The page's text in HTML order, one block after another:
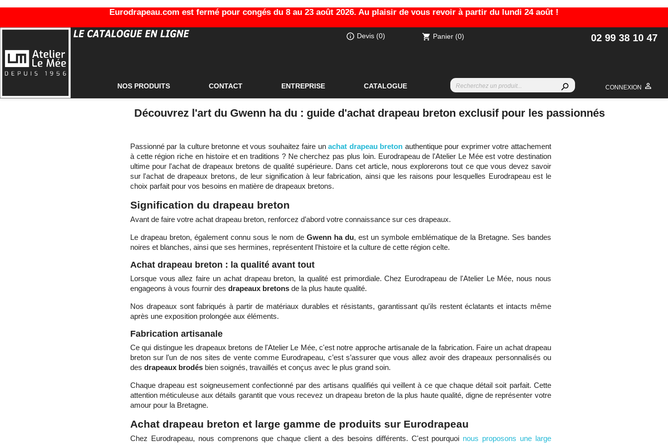
Eurodrapeau.com est fermé pour congés du 8 au 23 août 2026. Au plaisir de vous revoir à partir du lundi 24 août !
NOS PRODUITS CONTACT ENTREPRISE CATALOGUE
shopping_cart Panier (0)
CONNEXION 
02 99 38 10 47
info_outline Devis (0)
search
Découvrez l'art du Gwenn ha du : guide d'achat drapeau breton exclusif pour les passionnés
Passionné par la culture bretonne et vous souhaitez faire unachat drapeau breton authentique pour exprimer votre attachement
à cette région riche en histoire et en traditions ? Ne cherchez pas plus loin. Eurodrapeau de l'Atelier Le Mée est votre destination
ultime pour l'achat de drapeaux bretons de qualité supérieure. Dans cet article, nous explorerons tout ce que vous devez savoir
sur l'achat de drapeaux bretons, de leur signification à leur fabrication, ainsi que les raisons pour lesquelles Eurodrapeau est le
choix parfait pour vos besoins en matière de drapeaux bretons.
Signification du drapeau breton
Avant de faire votre achat drapeau breton, renforcez d’abord votre connaissance sur ces drapeaux.
Le drapeau breton, également connu sous le nom de Gwenn ha du, est un symbole emblématique de la Bretagne. Ses bandes
noires et blanches, ainsi que ses hermines, représentent l'histoire et la culture de cette région celte.
Achat drapeau breton : la qualité avant tout
Lorsque vous allez faire un achat drapeau breton, la qualité est primordiale. Chez Eurodrapeau de l'Atelier Le Mée, nous nous
engageons à vous fournir des drapeaux bretons de la plus haute qualité.
Nos drapeaux sont fabriqués à partir de matériaux durables et résistants, garantissant qu'ils restent éclatants et intacts même
après une exposition prolongée aux éléments.
Fabrication artisanale
Ce qui distingue les drapeaux bretons de l'Atelier Le Mée, c'est notre approche artisanale de la fabrication. Faire un achat drapeau
breton sur l’un de nos sites de vente comme Eurodrapeau, c’est s’assurer que vous allez avoir des drapeaux personnalisés ou
des drapeaux brodésbien soignés, travaillés et conçus avec le plus grand soin.
Chaque drapeau est soigneusement confectionné par des artisans qualifiés qui veillent à ce que chaque détail soit parfait. Cette
attention méticuleuse aux détails garantit que vous recevez un drapeau breton de la plus haute qualité, digne de représenter votre
amour pour la Bretagne.
Achat drapeau breton et large gamme de produits sur Eurodrapeau
Chez Eurodrapeau, nous comprenons que chaque client a des besoins différents. C'est pourquoi nous proposons une large